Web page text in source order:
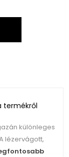
termékről
különleges
lézervágott,